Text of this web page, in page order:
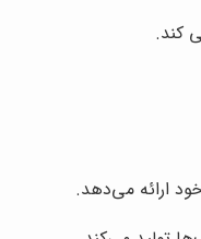
کند.
ارائه می‌دهد.